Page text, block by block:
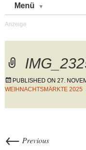
Menü
PUBLISHED ON 27.
WEIHNACHTSMÄRKTE 2025
← Previous